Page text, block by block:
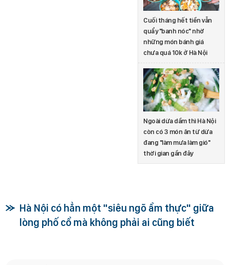
Cuối tháng hết tiền vẫn
quẩy "banh nóc" nhờ
những món bánh giá
chưa quá 10k ở Hà Nội
Ngoài dừa dầm thì Hà Nội
còn có 3 món ăn từ dừa
đang "làm mưa làm gió"
thời gian gần đây
Hà Nội có hẳn một "siêu ngõ ẩm thực" giữa
lòng phố cổ mà không phải ai cũng biết